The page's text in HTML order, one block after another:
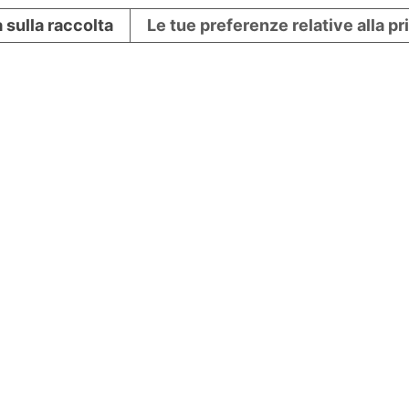
sulla raccolta Le tue preferenze relative alla